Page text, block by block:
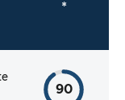
*
90